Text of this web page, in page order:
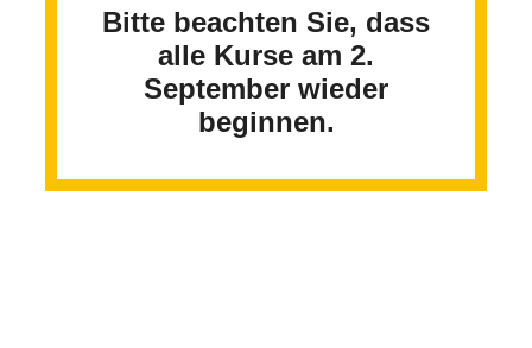
Bitte beachten Sie, dass
alle Kurse am 2.
September wieder
beginnen.